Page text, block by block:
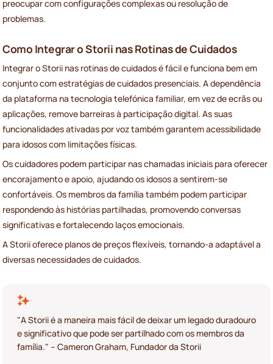
preocupar com configurações complexas ou resolução de
problemas.
Como Integrar o Storii nas Rotinas de Cuidados
Integrar o Storii nas rotinas de cuidados é fácil e funciona bem em
conjunto com estratégias de cuidados presenciais. A dependência
da plataforma na tecnologia telefónica familiar, em vez de ecrãs ou
aplicações, remove barreiras à participação digital. As suas
funcionalidades ativadas por voz também garantem acessibilidade
para idosos com limitações físicas.
Os cuidadores podem participar nas chamadas iniciais para oferecer
encorajamento e apoio, ajudando os idosos a sentirem-se
confortáveis. Os membros da família também podem participar
respondendo às histórias partilhadas, promovendo conversas
significativas e fortalecendo laços emocionais.
A Storii oferece planos de preços flexíveis, tornando-a adaptável a
diversas necessidades de cuidados.
"A Storii é a maneira mais fácil de deixar um legado duradouro
e significativo que pode ser partilhado com os membros da
família." – Cameron Graham, Fundador da Storii